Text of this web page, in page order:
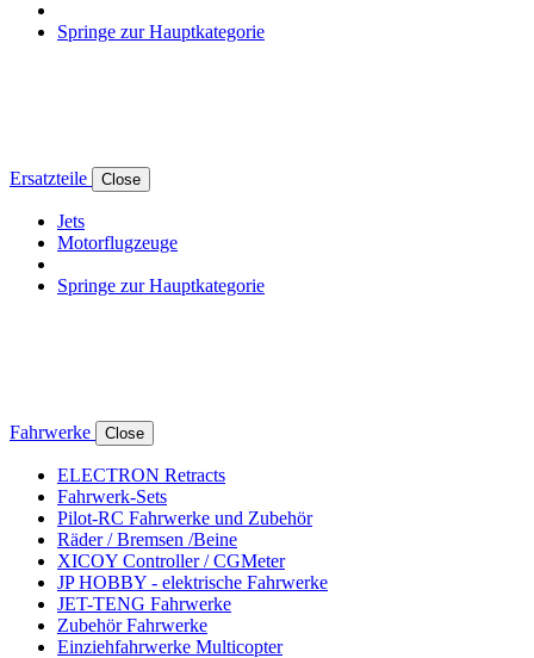
Springe zur Hauptkategorie
Ersatzteile Close
Jets
Motorflugzeuge
Springe zur Hauptkategorie
Fahrwerke Close
ELECTRON Retracts
Fahrwerk-Sets
Pilot-RC Fahrwerke und Zubehör
Räder / Bremsen /Beine
XICOY Controller / CGMeter
JP HOBBY - elektrische Fahrwerke
JET-TENG Fahrwerke
Zubehör Fahrwerke
Einziehfahrwerke Multicopter